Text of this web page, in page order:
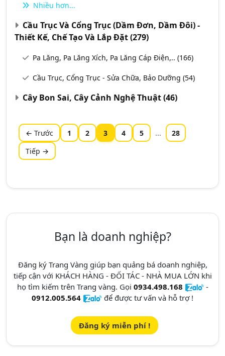
Nhiều hơn...
Cầu Trục Và Cổng Trục (Dầm Đơn, Dầm Đôi) -
Thiết Kế, Chế Tạo Và Lắp Đặt(279)
Pa Lăng, Pa Lăng Xích, Pa Lăng Cáp Điện,.. (166)
Cầu Trục, Cổng Trục - Sửa Chữa, Bảo Dưỡng (54)
Cây Bon Sai, Cây Cảnh Nghệ Thuật(46)
← Trước 1 2 3 4 5 ...
28
Tiếp →
Bạn là doanh nghiệp?
Đăng ký Trang Vàng giúp bạn quảng bá doanh nghiệp,
tiếp cận với KHÁCH HÀNG - ĐỐI TÁC - NHÀ MUA LỚN khi
họ tìm kiếm trên Trang vàng. Gọi 0934.498.168
-
0912.005.564
để được tư vấn và hỗ trợ !
Đăng ký miễn phí !